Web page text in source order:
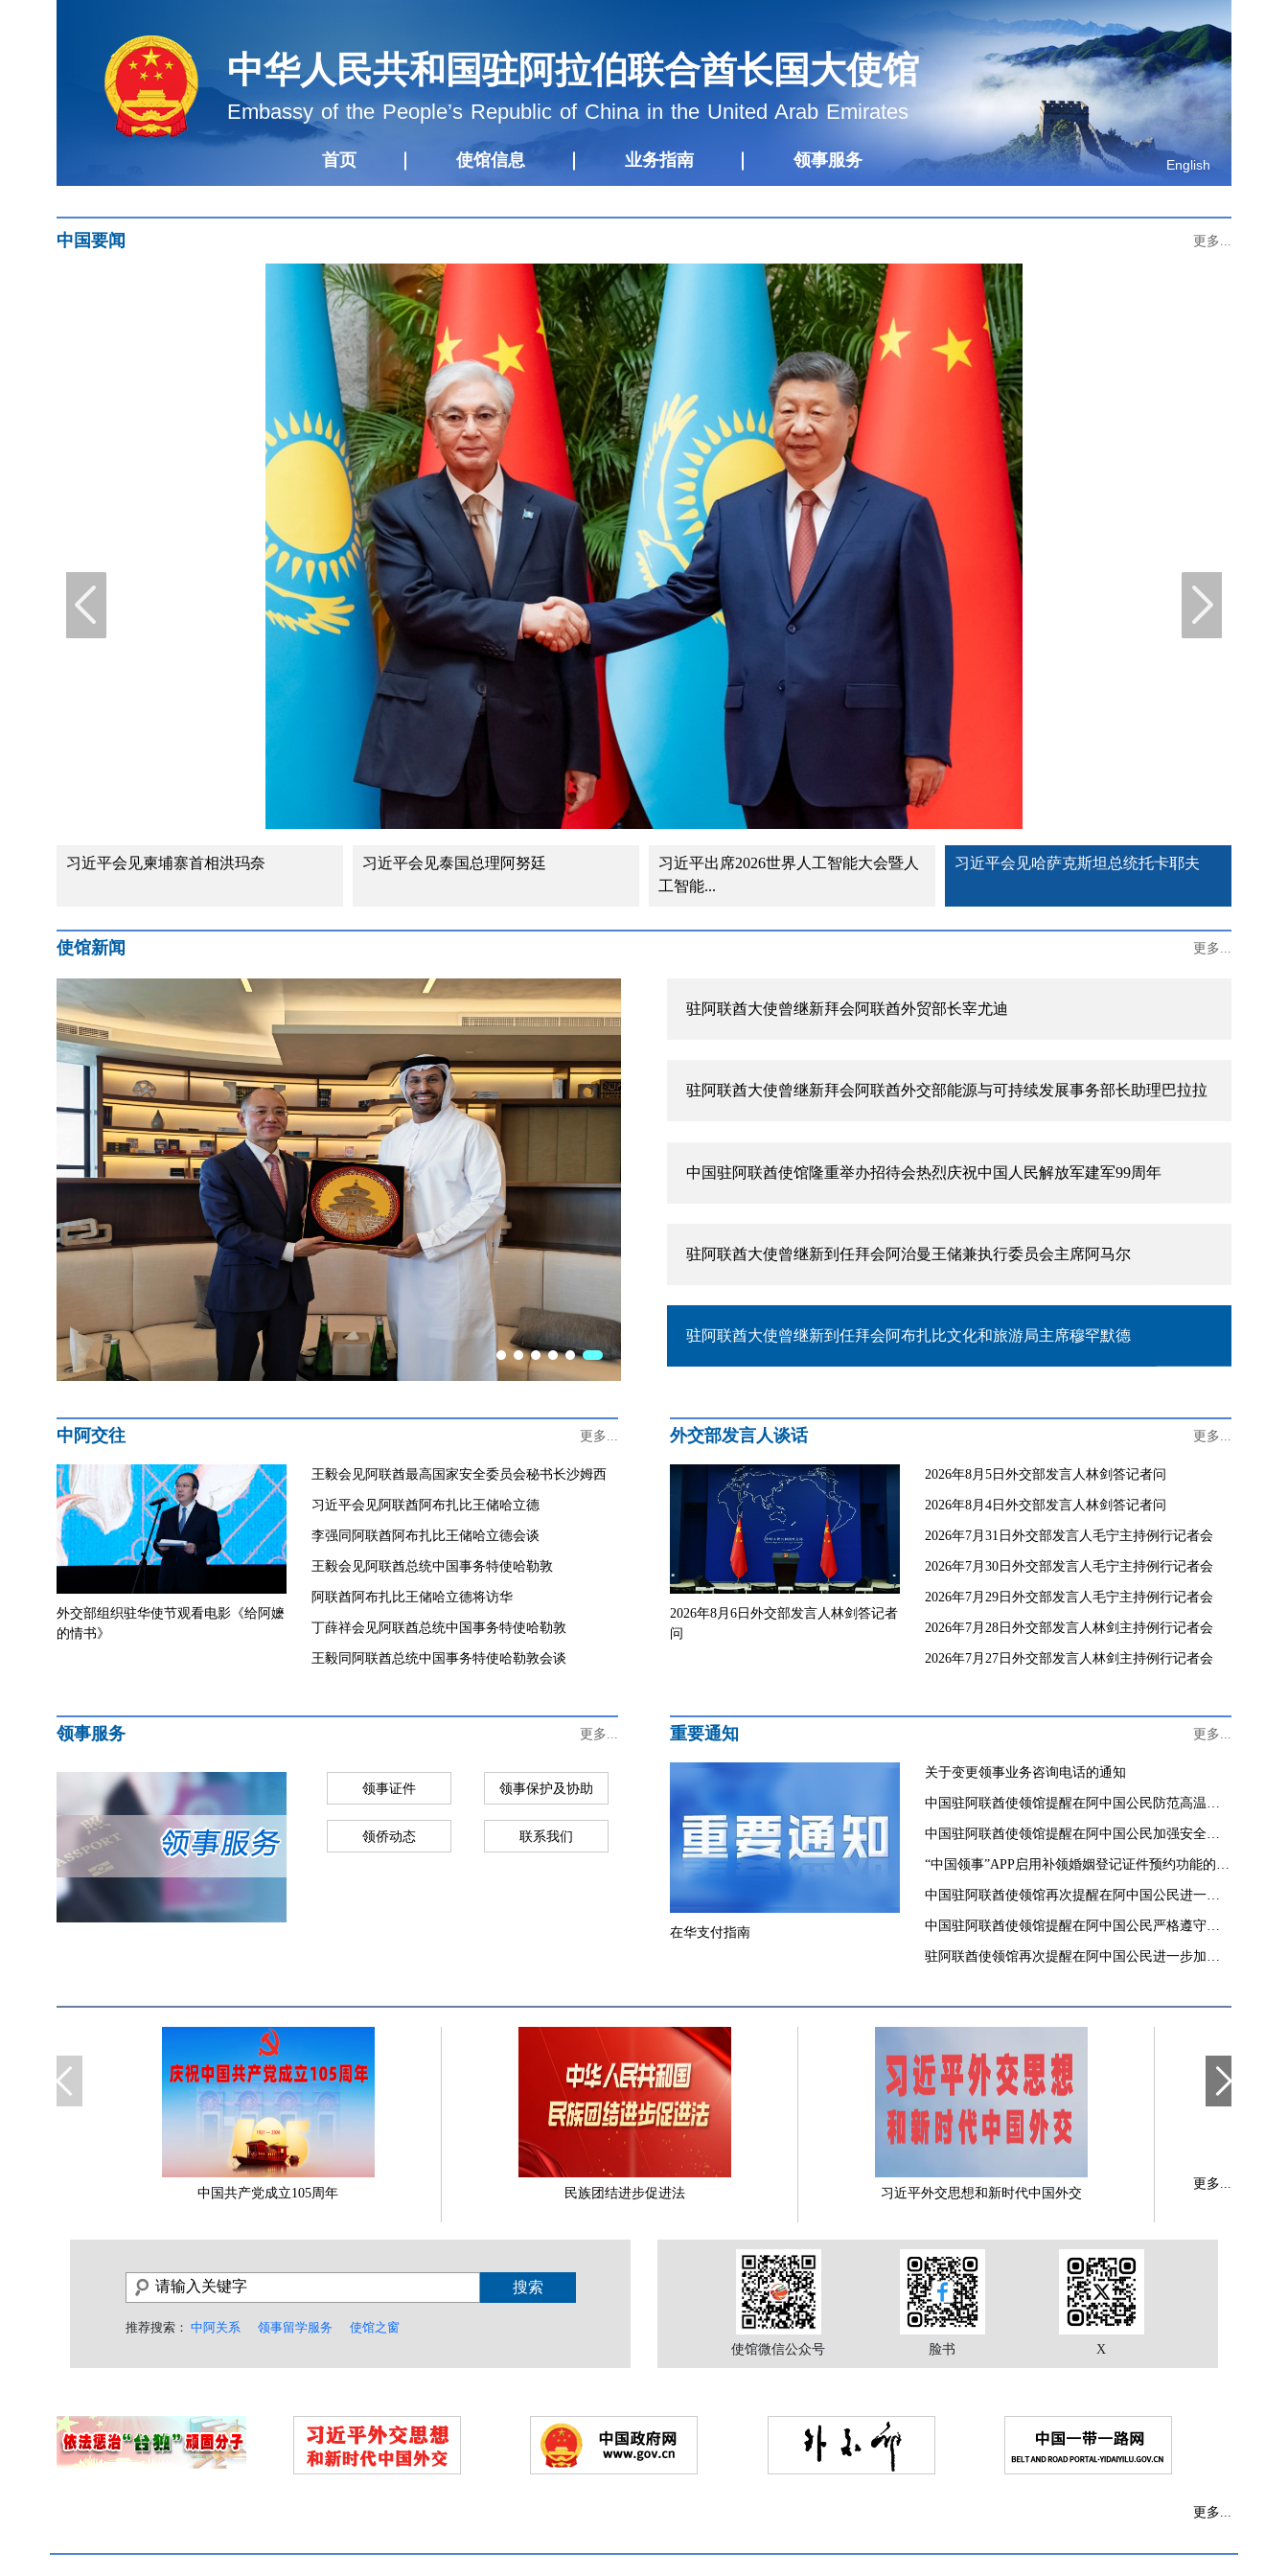
中华人民共和国驻阿拉伯联合酋长国大使馆
Embassy of the People’s Republic of China in the United Arab Emirates
首页 使馆信息 业务指南 领事服务 English
中国要闻 更多...
习近平会见柬埔寨首相洪玛奈 习近平会见泰国总理阿努廷
习近平出席2026世界人工智能大会暨人
工智能...
习近平会见哈萨克斯坦总统托卡耶夫
使馆新闻 更多...
驻阿联酋大使曾继新在阿主流媒体发表署名文章《团结是强国之本》
驻阿联酋大使曾继新拜会阿联酋外贸部长宰尤迪
驻阿联酋大使曾继新拜会阿联酋外交部能源与可持续发展事务部长助理巴拉拉
中国驻阿联酋使馆隆重举办招待会热烈庆祝中国人民解放军建军99周年
驻阿联酋大使曾继新到任拜会阿治曼王储兼执行委员会主席阿马尔
驻阿联酋大使曾继新到任拜会阿布扎比文化和旅游局主席穆罕默德
中阿交往 更多...
外交部组织驻华使节观看电影《给阿嬷
的情书》
王毅会见阿联酋最高国家安全委员会秘书长沙姆西
习近平会见阿联酋阿布扎比王储哈立德
李强同阿联酋阿布扎比王储哈立德会谈
​王毅会见阿联酋总统中国事务特使哈勒敦
阿联酋阿布扎比王储哈立德将访华
丁薛祥会见阿联酋总统中国事务特使哈勒敦
王毅同阿联酋总统中国事务特使哈勒敦会谈
外交部发言人谈话 更多...
2026年8月6日外交部发言人林剑答记者
问
2026年8月5日外交部发言人林剑答记者问
2026年8月4日外交部发言人林剑答记者问
2026年7月31日外交部发言人毛宁主持例行记者会
2026年7月30日外交部发言人毛宁主持例行记者会
2026年7月29日外交部发言人毛宁主持例行记者会
2026年7月28日外交部发言人林剑主持例行记者会
2026年7月27日外交部发言人林剑主持例行记者会
领事服务 更多...
领事证件 领事保护及协助
领侨动态 联系我们
重要通知 更多...
在华支付指南
关于变更领事业务咨询电话的通知
中国驻阿联酋使领馆提醒在阿中国公民防范高温酷
暑
中国驻阿联酋使领馆提醒在阿中国公民加强安全防
范
“中国领事”APP启用补领婚姻登记证件预约功能的通
知
中国驻阿联酋使领馆再次提醒在阿中国公民进一步
加强安全防范
中国驻阿联酋使领馆提醒在阿中国公民严格遵守当
地法律和政府有关要求
驻阿联酋使领馆再次提醒在阿中国公民进一步加强
中国共产党成立105周年 民族团结进步促进法 习近平外交思想和新时代中国外交
更多...
推荐搜索： 中阿关系 领事留学服务
使馆之窗
使馆微信公众号
脸书 X
更多...